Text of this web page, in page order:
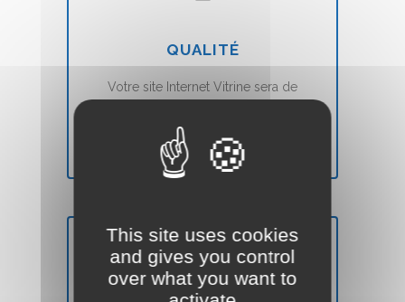
QUALITÉ
Votre site Internet Vitrine sera de
conditions ``Satisfait ou Remboursé``).
DÉLAIS
This site uses cookies
and gives you control
over what you want to